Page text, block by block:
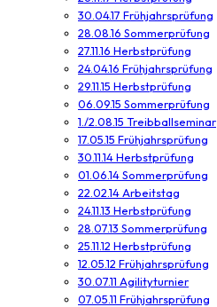
30.04.17 Frühjahrsprüfung
28.08.16 Sommerprüfung
27.11.16 Herbstprüfung
24.04.16 Frühjahrsprüfung
29.11.15 Herbstprüfung
06.09.15 Sommerprüfung
1./2.08.15 Treibballseminar
17.05.15 Frühjahrsprüfung
30.11.14 Herbstprüfung
01.06.14 Sommerprüfung
22.02.14 Arbeitstag
24.11.13 Herbstprüfung
28.07.13 Sommerprüfung
25.11.12 Herbstprüfung
12.05.12 Frühjahrsprüfung
30.07.11 Agilityturnier
07.05.11 Frühjahrsprüfung